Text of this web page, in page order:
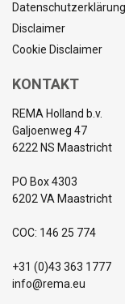
Datenschutzerklärung
Disclaimer
Cookie Disclaimer
KONTAKT
REMA Holland b.v.
Galjoenweg 47
6222 NS Maastricht
PO Box 4303
6202 VA Maastricht
COC: 146 25 774
+31 (0)43 363 1777
info@rema.eu